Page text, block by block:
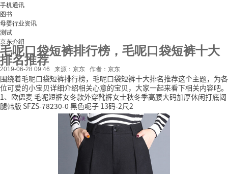
手机通讯
图书
母婴行业资讯
测试
京东介绍
毛呢口袋短裤排行榜，毛呢口袋短裤十大
排名推荐
2019-06-28 09:46 来源：京东 作者：京东
围绕着毛呢口袋短裤排行榜，毛呢口袋短裤十大排名推荐这个主题，为各
位可爱的小宝贝详细介绍相关心意的宝贝，大家一起来看下相关内容吧。
1、欧偲麦 毛呢短裤女冬款外穿靴裤女士秋冬季高腰大码加厚休闲打底阔
腿韩版 SFZS-78230-0 黑色呢子 13码-2尺2